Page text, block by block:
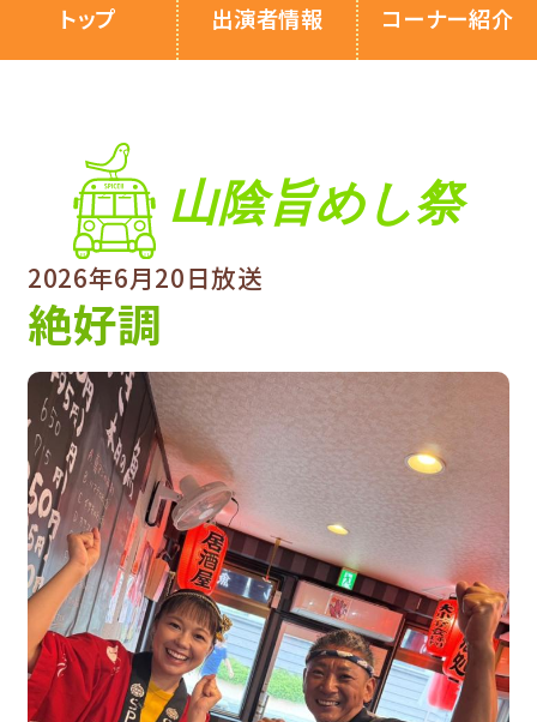
トップ 出演者情報 コーナー紹介
山陰旨めし祭
2026年6月20日放送
絶好調